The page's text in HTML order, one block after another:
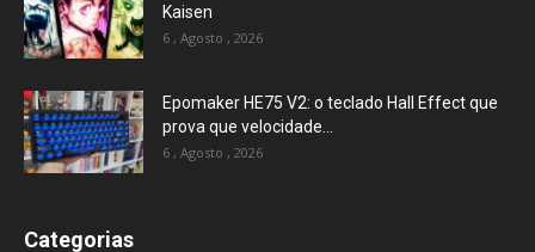
Kaisen
6 , Agosto , 2026
Epomaker HE75 V2: o teclado Hall Effect que
prova que velocidade...
6 , Agosto , 2026
Categorias